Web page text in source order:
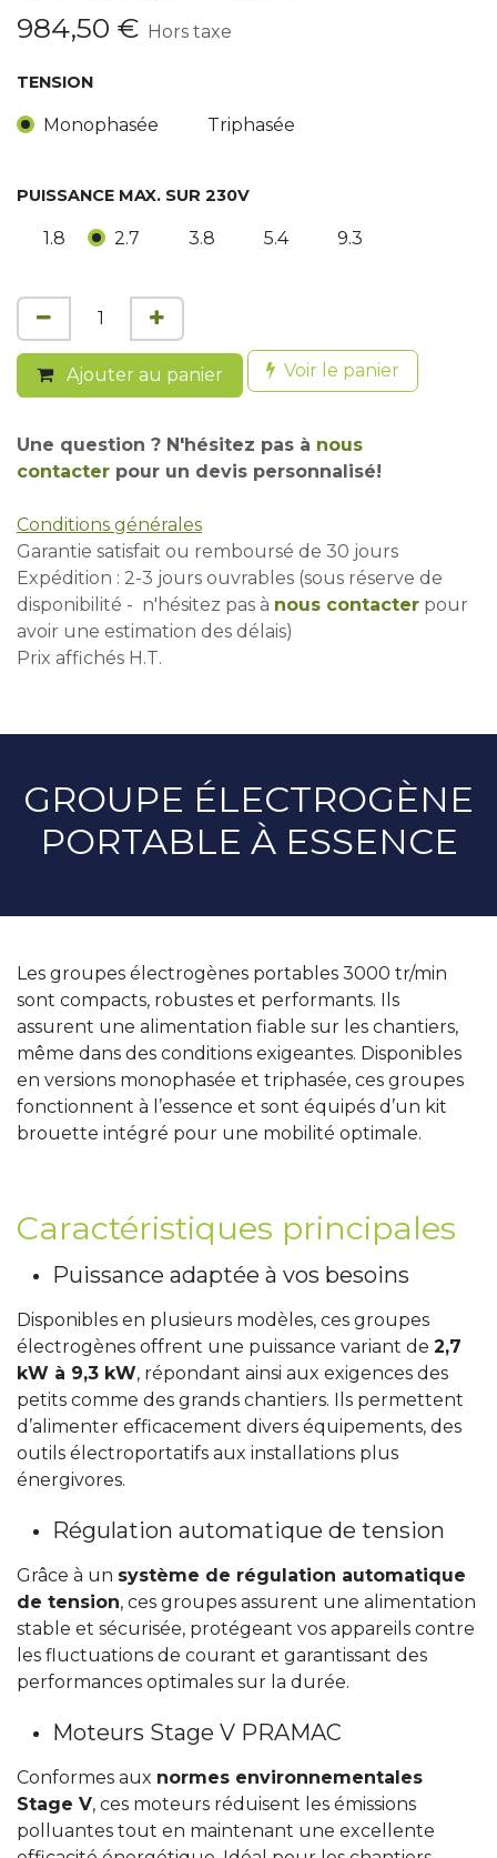
984,50 € Hors taxe
TENSION
Monophasée Triphasée
PUISSANCE MAX. SUR 230V
1.8 2.7 3.8 5.4 9.3
Ajouter au panier Voir le panier
Une question ? N'hésitez pas à nous
contacter pour un devis personnalisé!
Conditions générales
Garantie satisfait ou remboursé de 30 jours
Expédition : 2-3 jours ouvrables (sous réserve de
disponibilité - n'hésitez pas à nous contacter pour
avoir une estimation des délais)
Prix affichés H.T.
GROUPE ÉLECTROGÈNE
PORTABLE À ESSENCE
Les groupes électrogènes portables 3000 tr/min
sont compacts, robustes et performants. Ils
assurent une alimentation fiable sur les chantiers,
même dans des conditions exigeantes. Disponibles
en versions monophasée et triphasée, ces groupes
fonctionnent à l’essence et sont équipés d’un kit
brouette intégré pour une mobilité optimale.
Caractéristiques principales
Puissance adaptée à vos besoins
Disponibles en plusieurs modèles, ces groupes
électrogènes offrent une puissance variant de 2,7
kW à 9,3 kW, répondant ainsi aux exigences des
petits comme des grands chantiers. Ils permettent
d’alimenter efficacement divers équipements, des
outils électroportatifs aux installations plus
énergivores.
Régulation automatique de tension
Grâce à un système de régulation automatique
de tension, ces groupes assurent une alimentation
stable et sécurisée, protégeant vos appareils contre
les fluctuations de courant et garantissant des
performances optimales sur la durée.
Moteurs Stage V PRAMAC
Conformes aux normes environnementales
Stage V, ces moteurs réduisent les émissions
polluantes tout en maintenant une excellente